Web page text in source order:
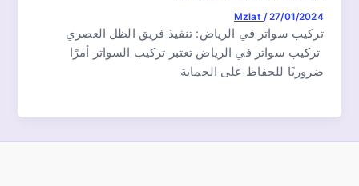
Mzlat /27/01/2024
تركيب سواتر في الرياض: تنفيذ فريق الظل العصري
تركيب سواتر في الرياض تعتبر تركيب السواتر أمرًا
ضروريًا للحفاظ على الحماية